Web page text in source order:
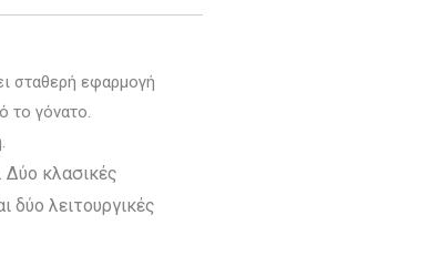
σταθερή εφαρμογή
το γόνατο.
κλασικές
δύο λειτουργικές